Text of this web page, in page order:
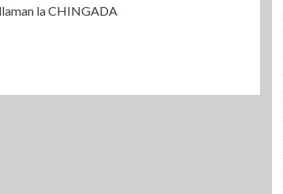
la CHINGADA